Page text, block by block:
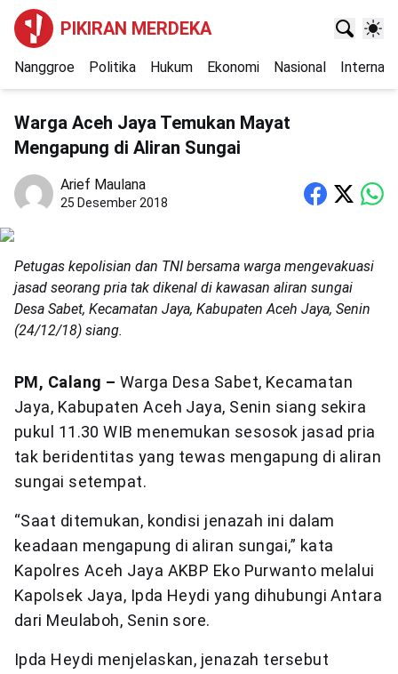
PIKIRAN MERDEKA
Nanggroe Politika Hukum Ekonomi Nasional
Warga Aceh Jaya Temukan Mayat
Mengapung di Aliran Sungai
Arief Maulana
25 Desember 2018
Petugas kepolisian dan TNI bersama warga mengevakuasi
jasad seorang pria tak dikenal di kawasan aliran sungai
Desa Sabet, Kecamatan Jaya, Kabupaten Aceh Jaya, Senin
(24/12/18) siang.
PM, Calang – Warga Desa Sabet, Kecamatan
Jaya, Kabupaten Aceh Jaya, Senin siang sekira
pukul 11.30 WIB menemukan sesosok jasad pria
tak beridentitas yang tewas mengapung di aliran
sungai setempat.
“Saat ditemukan, kondisi jenazah ini dalam
keadaan mengapung di aliran sungai,” kata
Kapolres Aceh Jaya AKBP Eko Purwanto melalui
Kapolsek Jaya, Ipda Heydi yang dihubungi Antara
dari Meulaboh, Senin sore.
Ipda Heydi menjelaskan, jenazah tersebut